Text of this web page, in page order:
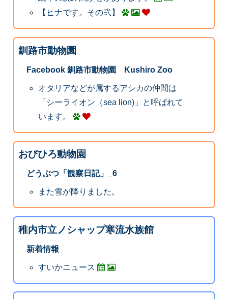
【ヒナです。その弐】
釧路市動物園
Facebook 釧路市動物園 Kushiro Zoo
オタリアなどが属するアシカの仲間は
「シーライオン（sea lion)」と呼ばれて
います。
おびひろ動物園
どうぶつ「観察日記」_6
また雪が降りました。
稚内市立ノシャップ寒流水族館
新着情報
すいかニュース